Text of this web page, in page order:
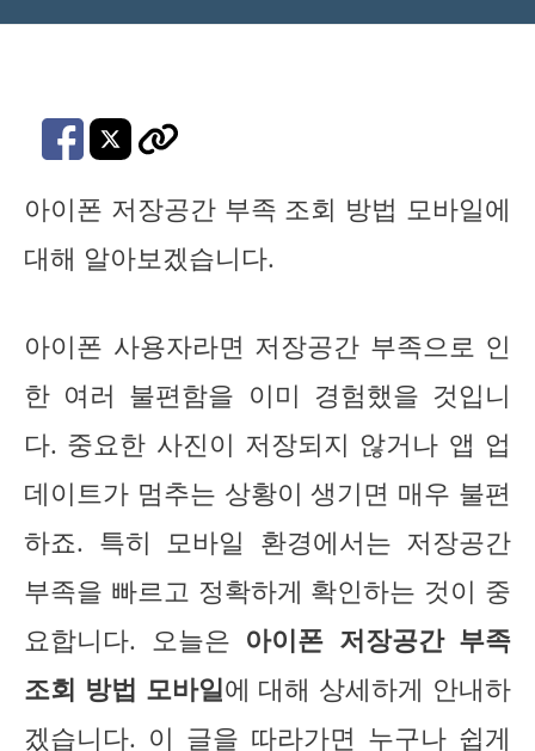
아이폰 저장공간 부족 조회 방법 모바일에
대해 알아보겠습니다.
아이폰 사용자라면 저장공간 부족으로 인
한 여러 불편함을 이미 경험했을 것입니
다. 중요한 사진이 저장되지 않거나 앱 업
데이트가 멈추는 상황이 생기면 매우 불편
하죠. 특히 모바일 환경에서는 저장공간
부족을 빠르고 정확하게 확인하는 것이 중
요합니다. 오늘은 아이폰 저장공간 부족
조회 방법 모바일에 대해 상세하게 안내하
겠습니다. 이 글을 따라가면 누구나 쉽게